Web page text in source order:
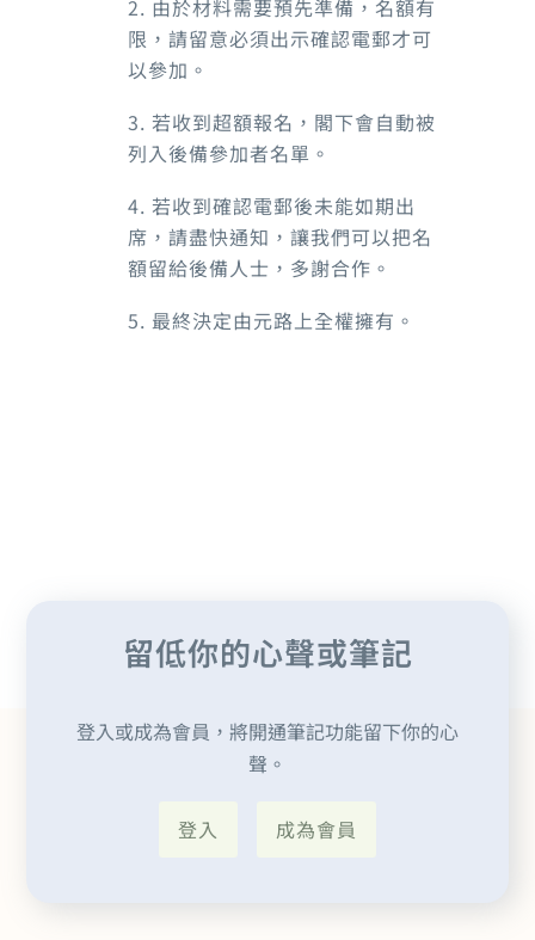
2. 由於材料需要預先準備，名額有
限，請留意必須出示確認電郵才可
以參加。
3. 若收到超額報名，閣下會自動被
列入後備參加者名單。
4. 若收到確認電郵後未能如期出
席，請盡快通知，讓我們可以把名
額留給後備人士，多謝合作。
5. 最終決定由元路上全權擁有。
留低你的心聲或筆記
登入或成為會員，將開通筆記功能留下你的心
聲。
登入 成為會員